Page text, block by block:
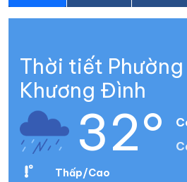
Thời tiết Phường
Khương Đình
32°
Thấp/Cao